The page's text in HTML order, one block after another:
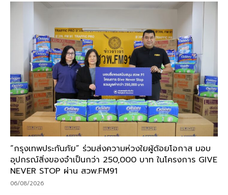
“กรุงเทพประกันภัย” ร่วมส่งความห่วงใยผู้ด้อยโอกาส มอบ
อุปกรณ์สิ่งของจำเป็นกว่า 250,000 บาท ในโครงการ GIVE
NEVER STOP ผ่าน สวพ.FM91
06/08/2026